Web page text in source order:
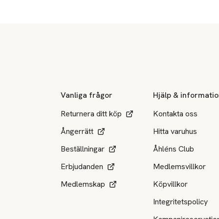
Vanliga frågor
Returnera ditt köp
Ångerrätt
Beställningar
Erbjudanden
Medlemskap
Hjälp &
Kontakta oss
Hitta varuhus
Åhléns Club
Medlemsvillkor
Köpvillkor
Integritetspolicy